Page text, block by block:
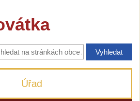
Úřad